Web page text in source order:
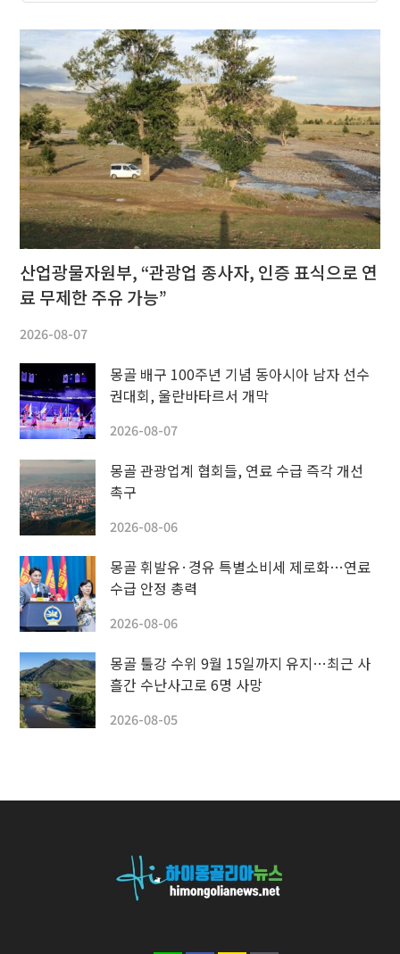
산업광물자원부, “관광업 종사자, 인증 표식으로 연
료 무제한 주유 가능”
2026-08-07
몽골 배구 100주년 기념 동아시아 남자 선수
권대회, 울란바타르서 개막
2026-08-07
몽골 관광업계 협회들, 연료 수급 즉각 개선
촉구
2026-08-06
몽골 휘발유·경유 특별소비세 제로화…연료
수급 안정 총력
2026-08-06
몽골 툴강 수위 9월 15일까지 유지…최근 사
흘간 수난사고로 6명 사망
2026-08-05